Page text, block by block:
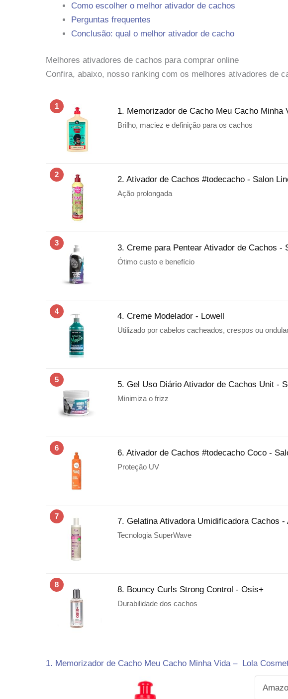
Como escolher o melhor ativador de cachos
Perguntas frequentes
Conclusão: qual o melhor ativador de cacho
Melhores ativadores de cachos para comprar online
Confira, abaixo, nosso ranking com os melhores ativadores de
1
1. Memorizador de Cacho Meu Cacho Minha
Brilho, maciez e definição para os cachos
2
2. Ativador de Cachos #todecacho - Salon
Ação prolongada
3
3. Creme para Pentear Ativador de Cachos -
Ótimo custo e benefício
4
4. Creme Modelador - Lowell
Utilizado por cabelos cacheados, crespos ou
5
5. Gel Uso Diário Ativador de Cachos Unit -
Minimiza o frizz
6
6. Ativador de Cachos #todecacho Coco -
Proteção UV
7
7. Gelatina Ativadora Umidificadora Cachos -
Tecnologia SuperWave
8
8. Bouncy Curls Strong Control - Osis+
Durabilidade dos cachos
1. Memorizador de Cacho Meu Cacho Minha Vida – Lola